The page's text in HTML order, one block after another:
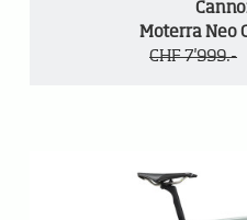
Moterra Neo
CHF 7'999.-